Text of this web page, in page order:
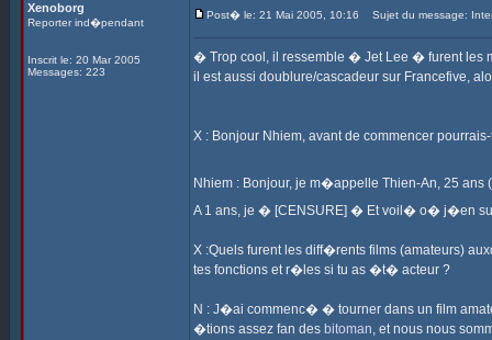
Xenoborg
Reporter ind�pendant
Inscrit le: 20 Mar 2005
Messages: 223
Post� le: 21 Mai 2005, 10:16 Sujet du message:
� Trop cool, il ressemble � Jet Lee � furent les
il est aussi doublure/cascadeur sur Francefive,
X : Bonjour Nhiem, avant de commencer
Nhiem : Bonjour, je m�appelle Thien-An, 25 ans
A 1 ans, je � [CENSURE] � Et voil� o� j�en
X :Quels furent les diff�rents films (amateurs)
tes fonctions et r�les si tu as �t� acteur ?
N : J�ai commenc� � tourner dans un film
�tions assez fan des bitoman, et nous nous